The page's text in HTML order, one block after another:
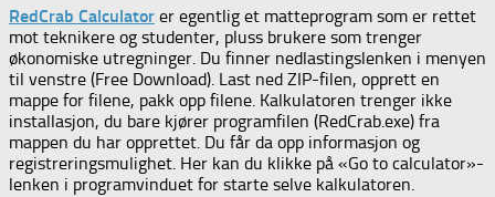
RedCrab Calculator er egentlig et matteprogram som er rettet
mot teknikere og studenter, pluss brukere som trenger
økonomiske utregninger. Du finner nedlastingslenken i menyen
til venstre (Free Download). Last ned ZIP-filen, opprett en
mappe for filene, pakk opp filene. Kalkulatoren trenger ikke
installasjon, du bare kjører programfilen (RedCrab.exe) fra
mappen du har opprettet. Du får da opp informasjon og
registreringsmulighet. Her kan du klikke på «Go to calculator»-
lenken i programvinduet for starte selve kalkulatoren.